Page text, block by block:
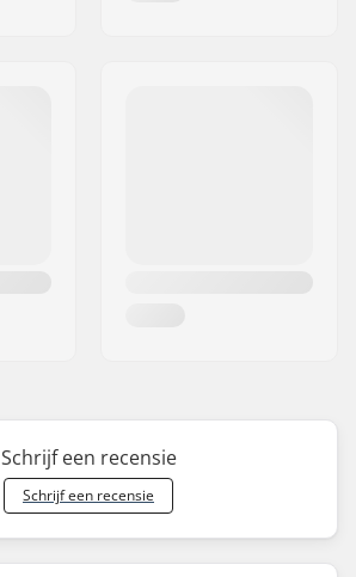
Schrijf een recensie
Schrijf een recensie